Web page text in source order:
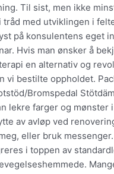
Til sist, men ikke
med utviklingen i
på konsulentens eget
Hvis man ønsker å
en alternativ og
vi bestilte oppholdet.
Bromspedal
lekre farger og mønster
av avløp ved
eller bruk
i toppen av